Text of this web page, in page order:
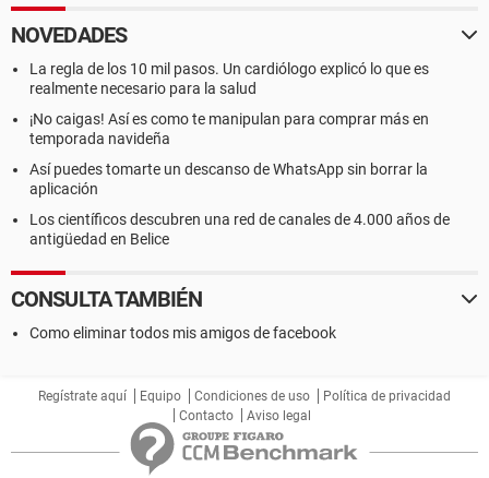
NOVEDADES
La regla de los 10 mil pasos. Un cardiólogo explicó lo que es
realmente necesario para la salud
¡No caigas! Así es como te manipulan para comprar más en
temporada navideña
Así puedes tomarte un descanso de WhatsApp sin borrar la
aplicación
Los científicos descubren una red de canales de 4.000 años de
antigüedad en Belice
CONSULTA TAMBIÉN
Como eliminar todos mis amigos de facebook
Regístrate aquí Equipo Condiciones de uso
Política de privacidad
Contacto
Aviso legal